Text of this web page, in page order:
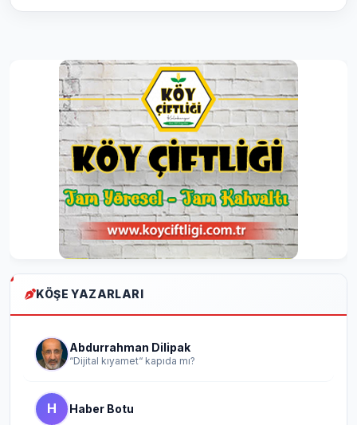
KÖŞE YAZARLARI
Abdurrahman Dilipak
“Dijital kıyamet“ kapıda mı?
H Haber Botu